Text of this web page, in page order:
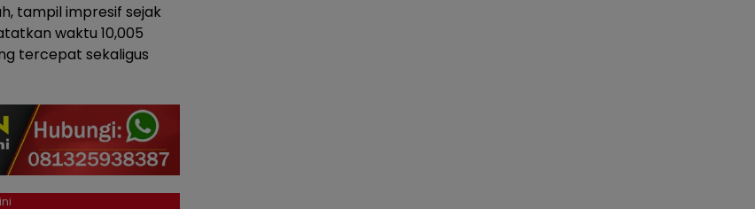
tampil impresif sejak
waktu 10,005
tercepat sekaligus